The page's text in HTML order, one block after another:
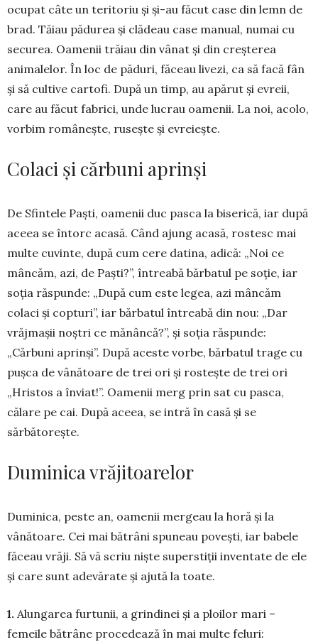
ocu­pat câte un teritoriu și și-au fă­cut case din lemn de
brad. Tăiau pădurea și clădeau case ma­nual, numai cu
se­cu­rea. Oa­menii trăiau din vâ­nat și din creș­terea
animalelor. În loc de pă­duri, fă­ceau livezi, ca să facă fân
și să cultive car­tofi. După un timp, au apărut și evreii,
care au făcut fabrici, un­de lu­crau oamenii. La noi, acolo,
vorbim româ­nește, ru­sește și evre­iește.
Colaci și cărbuni aprinși
De Sfintele Paști, oa­menii duc pasca la bise­rică, iar după
aceea se întorc acasă. Când ajung acasă, ros­tesc mai
multe cu­vin­te, după cum cere datina, adi­că: „Noi ce
mâncăm, azi, de Paști?”, întreabă bărbatul pe soție, iar
soția răs­pun­de: „După cum este legea, azi mâncăm
colaci și copturi”, iar bărbatul în­trea­bă din nou: „Dar
vrăj­mașii noș­­tri ce mănân­că?”, și soția răs­punde:
„Cărbuni aprinși”. După aces­te vorbe, bărbatul trage cu
pușca de vânătoare de trei ori și rostește de trei ori
„Hristos a înviat!”. Oamenii merg prin sat cu pasca,
călare pe cai. După aceea, se intră în casă și se
sărbătorește.
Duminica vrăjitoarelor
Duminica, pes­­te an, oa­menii mergeau la horă și la
vânătoare. Cei mai bă­trâni spuneau po­vești, iar babele
făceau vrăji. Să vă scriu niște su­perstiții inventate de ele
și care sunt adevă­rate și aju­tă la toate.
1. Alungarea furtunii, a grindinei și a ploilor mari –
femeile bătrâne pro­ce­dează în mai multe feluri: